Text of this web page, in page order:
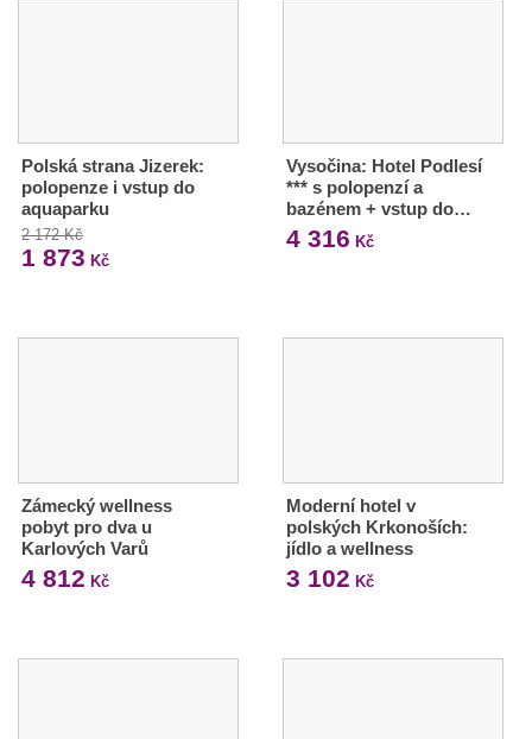
Polská strana Jizerek:
polopenze i vstup do
aquaparku
2 172 Kč
1 873 Kč
Vysočina: Hotel Podlesí
*** s polopenzí a
bazénem + vstup do…
4 316 Kč
Zámecký wellness
pobyt pro dva u
Karlových Varů
4 812 Kč
Moderní hotel v
polských Krkonoších:
jídlo a wellness
3 102 Kč